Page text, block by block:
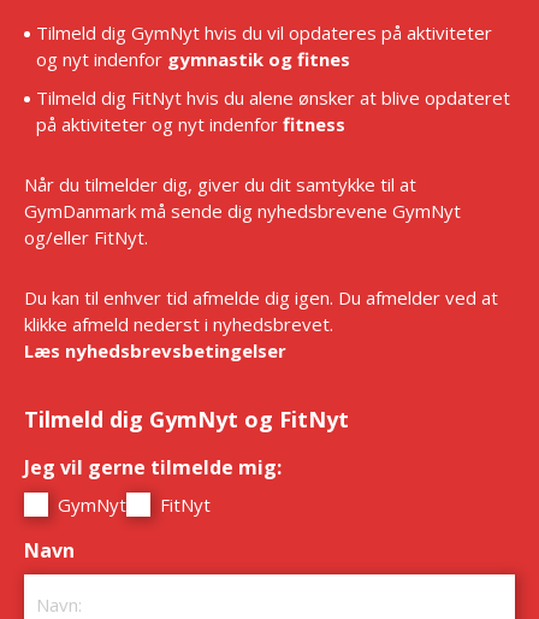
Tilmeld dig GymNyt hvis du vil opdateres på aktiviteter
og nyt indenfor gymnastik og fitnes
Tilmeld dig FitNyt hvis du alene ønsker at blive opdateret
på aktiviteter og nyt indenfor fitness
Når du tilmelder dig, giver du dit samtykke til at
GymDanmark må sende dig nyhedsbrevene GymNyt
og/eller FitNyt.
Du kan til enhver tid afmelde dig igen. Du afmelder ved at
klikke afmeld nederst i nyhedsbrevet.
Læs nyhedsbrevsbetingelser
Tilmeld dig GymNyt og FitNyt
Jeg vil gerne tilmelde mig:
GymNyt FitNyt
Navn